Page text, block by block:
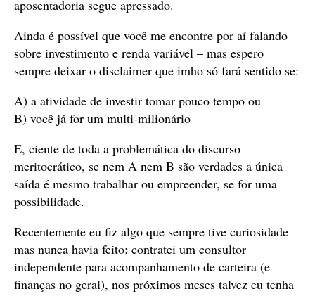
aposentadoria segue apressado.
Ainda é possível que você me encontre por aí falando
sobre investimento e renda variável – mas espero
sempre deixar o disclaimer que imho só fará sentido se:
A) a atividade de investir tomar pouco tempo ou
B) você já for um multi-milionário
E, ciente de toda a problemática do discurso
meritocrático, se nem A nem B são verdades a única
saída é mesmo trabalhar ou empreender, se for uma
possibilidade.
Recentemente eu fiz algo que sempre tive curiosidade
mas nunca havia feito: contratei um consultor
independente para acompanhamento de carteira (e
finanças no geral), nos próximos meses talvez eu tenha